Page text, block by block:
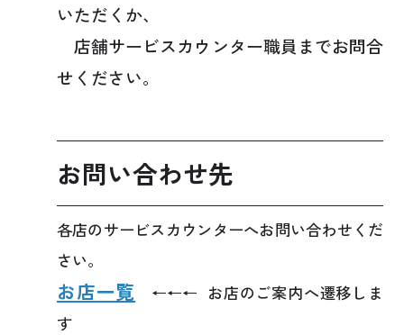
いただくか、
店舗サービスカウンター職員までお問合
せください。
お問い合わせ先
各店のサービスカウンターへお問い合わせくだ
さい。
お店一覧
←←← お店のご案内へ遷移しま
す